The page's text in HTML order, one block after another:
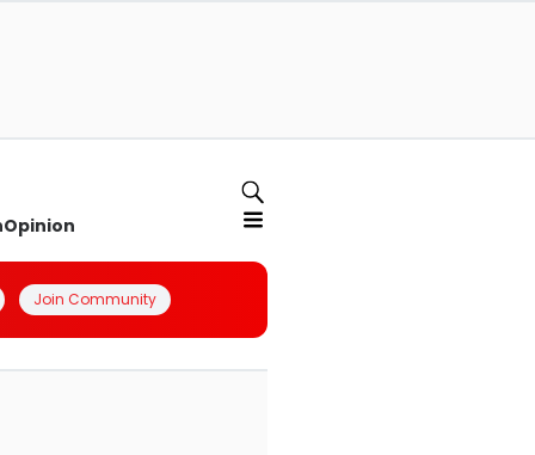
Opinion
Join Community